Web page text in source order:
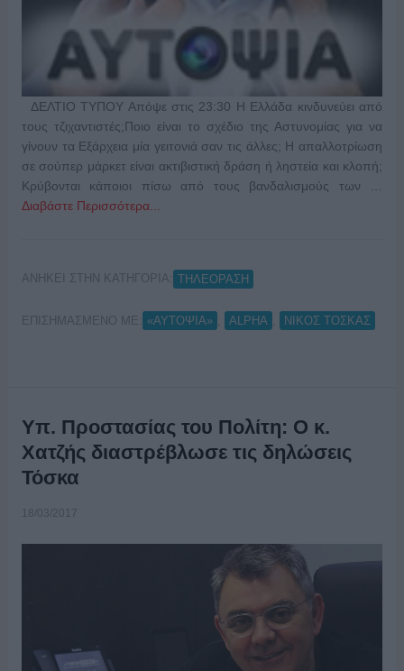
ΔΕΛΤΙΟ ΤΥΠΟΥ Απόψε στις 23:30 Η Ελλάδα κινδυνεύει από
τους τζιχαντιστές;Ποιο είναι το σχέδιο της Αστυνομίας για να
γίνουν τα Εξάρχεια μία γειτονιά σαν τις άλλες; Η απαλλοτρίωση
σε σούπερ μάρκετ είναι ακτιβιστική δράση ή ληστεία και κλοπή;
Κρύβονται κάποιοι πίσω από τους βανδαλισμούς των …
Διαβάστε Περισσότερα...
ΑΝΗΚΕΙ ΣΤΗΝ ΚΑΤΗΓΟΡΙΑ: ΤΗΛΕΟΡΑΣΗ
ΕΠΙΣΗΜΑΣΜΕΝΟ ΜΕ: «ΑΥΤΟΨΙΑ» ALPHA ΝΙΚΟΣ ΤΟΣΚΑΣ
Υπ. Προστασίας του Πολίτη: Ο κ.
Χατζής διαστρέβλωσε τις δηλώσεις
Τόσκα
18/03/2017